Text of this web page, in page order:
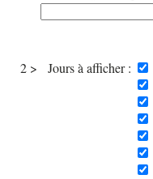
2 > Jours à afficher :